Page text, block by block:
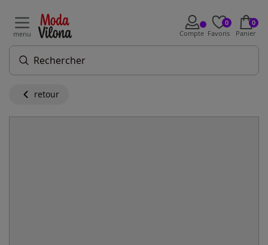
menu Compte
0
Favoris
0
Panier
retour